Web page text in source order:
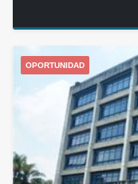
OPORTUNIDAD